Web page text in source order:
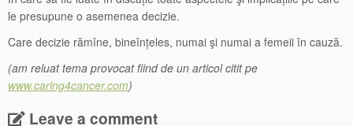
le presupune o asemenea decizie.
Care decizie rămîne, bineînțeles, numai şi numai a femeii în cauză.
(am reluat tema provocat fiind de un articol citit pe
www.caring4cancer.com)
Leave a comment